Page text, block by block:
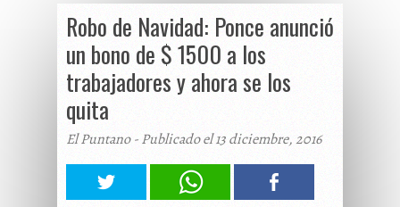
Robo de Navidad: Ponce anunció
un bono de $ 1500 a los
trabajadores y ahora se los
quita
El Puntano - Publicado el 13 diciembre, 2016